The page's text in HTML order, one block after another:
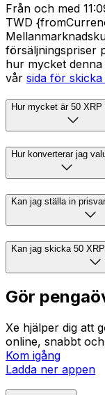
Från och med
TWD
försäljningspriser
hur mycket
vår sida för
Hur mycket är 50 XRP
Hur konverterar jag
Kan jag ställa in
Kan jag skicka 50
Gör
Xe hjälper dig att
online, snabbt
Kom igång
Ladda ner appen